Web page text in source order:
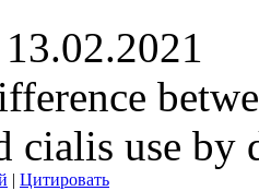
13.02.2021
cialis use by
| Цитировать